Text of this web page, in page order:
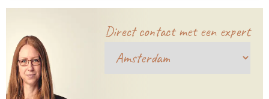
Direct contact met een expert